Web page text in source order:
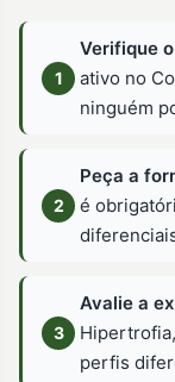
Verifique
ativo no
ninguém
Peça a
é
Avalie a
perfis